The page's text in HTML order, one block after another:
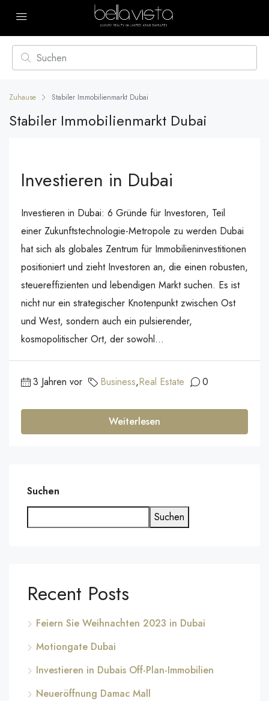
Zuhause Stabiler Immobilienmarkt Dubai
Stabiler Immobilienmarkt Dubai
Investieren in Dubai
Investieren in Dubai: 6 Gründe für Investoren, Teil
einer Zukunftstechnologie-Metropole zu werden Dubai
hat sich als globales Zentrum für Immobilieninvestitionen
positioniert und zieht Investoren an, die einen robusten,
steuereffizienten und lebendigen Markt suchen. Es ist
nicht nur ein strategischer Knotenpunkt zwischen Ost
und West, sondern auch ein pulsierender,
kosmopolitischer Ort, der sowohl...
3 Jahren vor Business,Real Estate 0
Weiterlesen
Suchen
Suchen
Recent Posts
Feiern Sie Weihnachten 2023 in Dubai
Motiongate Dubai
Investieren in Dubais Off-Plan-Immobilien
Neueröffnung Damac Mall